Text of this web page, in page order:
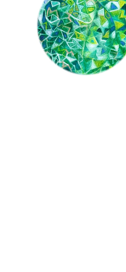
「落札」ミドリノ肖像 / 川田
da Yuko（即決購入決定 オー
了！）
¥12,000
SOLD OUT